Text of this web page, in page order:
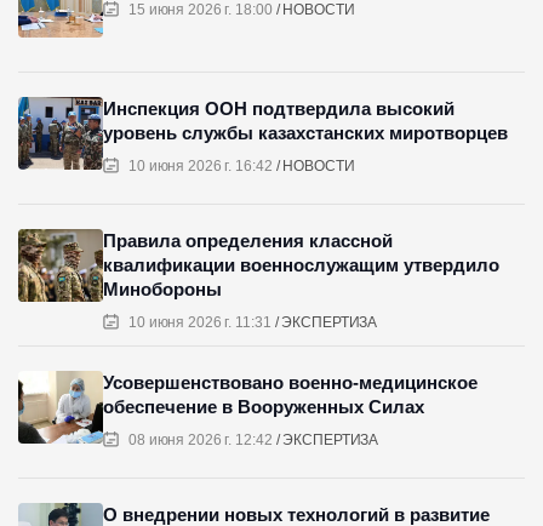
15 июня 2026 г. 18:00 НОВОСТИ
10 июня 2026 г. 16:42 НОВОСТИ
Инспекция ООН подтвердила высокий
уровень службы казахстанских миротворцев
10 июня 2026 г. 11:31 ЭКСПЕРТИЗА
Правила определения классной
квалификации военнослужащим утвердило
Минобороны
08 июня 2026 г. 12:42 ЭКСПЕРТИЗА
Усовершенствовано военно-медицинское
обеспечение в Вооруженных Силах
О внедрении новых технологий в развитие